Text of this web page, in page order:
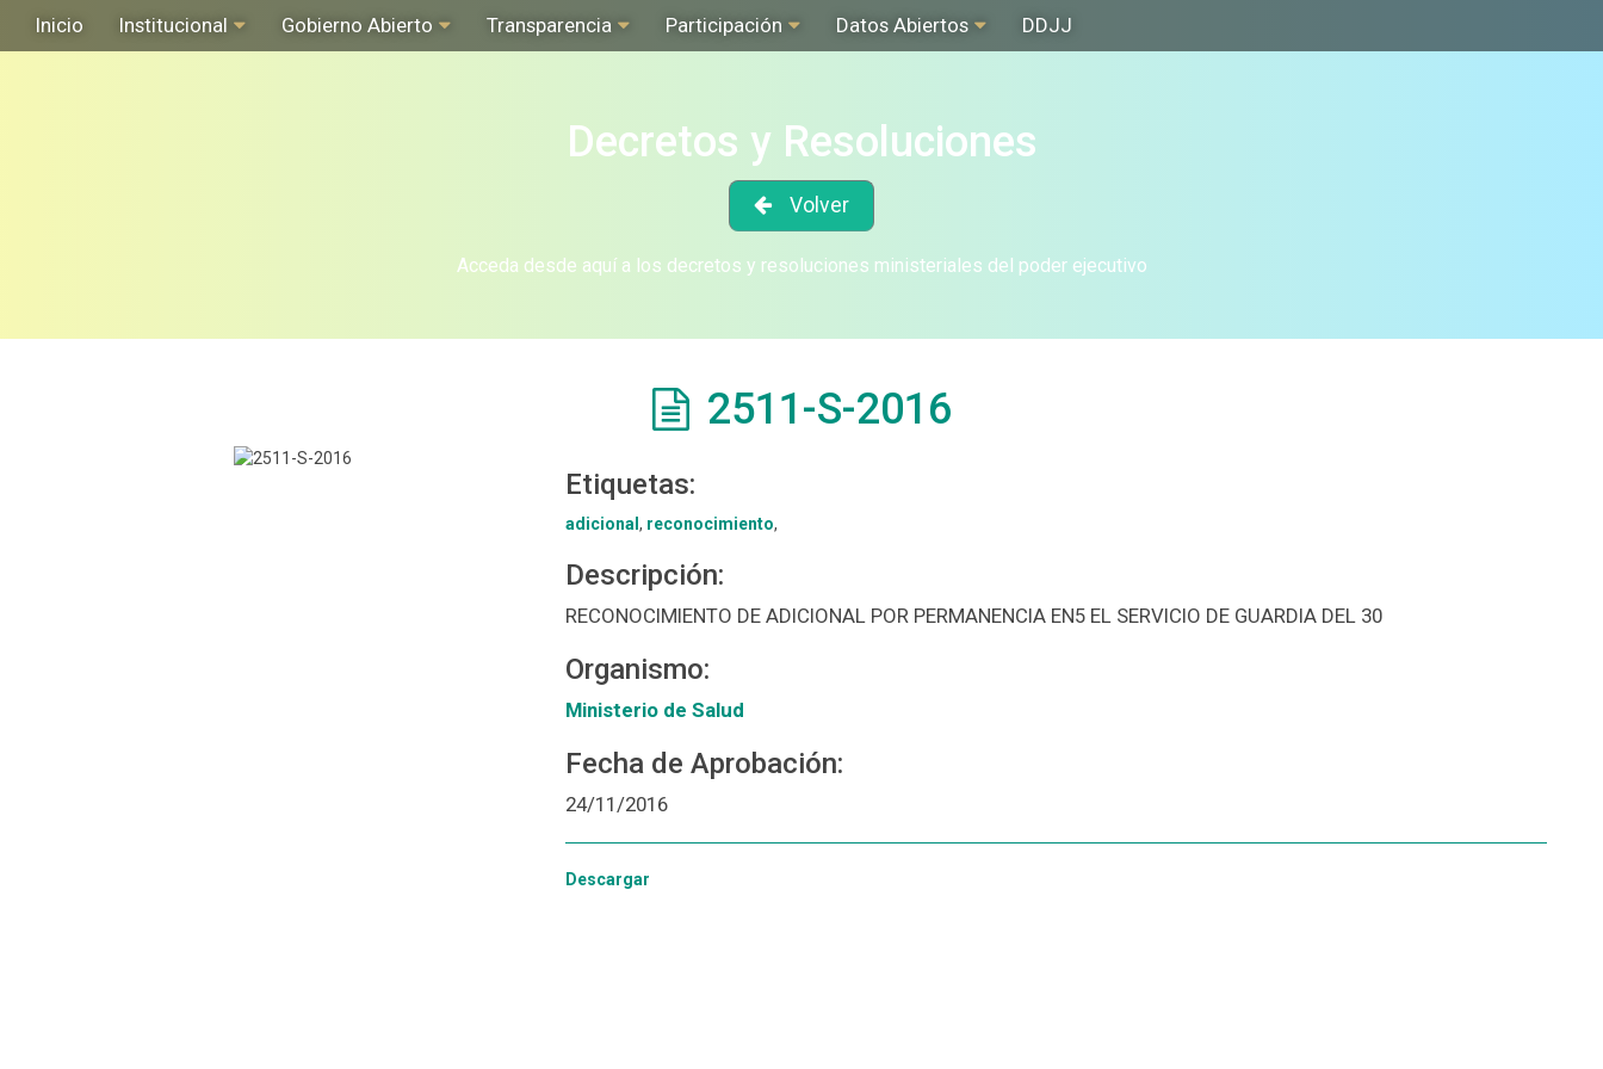
Inicio Institucional Gobierno Abierto Transparencia Participación Datos Abiertos DDJJ
Decretos y Resoluciones
Volver
Acceda desde aquí a los decretos y resoluciones ministeriales del poder ejecutivo
2511-S-2016
Etiquetas:
adicional , reconocimiento,
Descripción:
RECONOCIMIENTO DE ADICIONAL POR PERMANENCIA EN5 EL SERVICIO DE GUARDIA DEL 30
Organismo:
Ministerio de Salud
Fecha de Aprobación:
24/11/2016
Descargar